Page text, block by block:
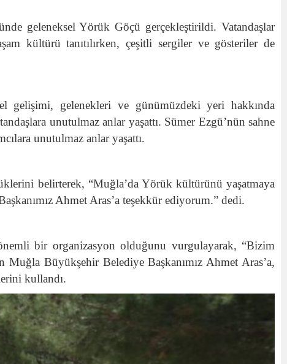
geleneksel Yörük Göçü gerçekleştirildi. Vatandaşlar
kültürü tanıtılırken, çeşitli sergiler ve gösteriler de
gelişimi, gelenekleri ve günümüzdeki yeri hakkında
unutulmaz anlar yaşattı. Sümer Ezgü’nün sahne
unutulmaz anlar yaşattı.
belirterek, “Muğla’da Yörük kültürünü yaşatmaya
Ahmet Aras’a teşekkür ediyorum.” dedi.
bir organizasyon olduğunu vurgulayarak, “Bizim
Muğla Büyükşehir Belediye Başkanımız Ahmet Aras’a,
kullandı.